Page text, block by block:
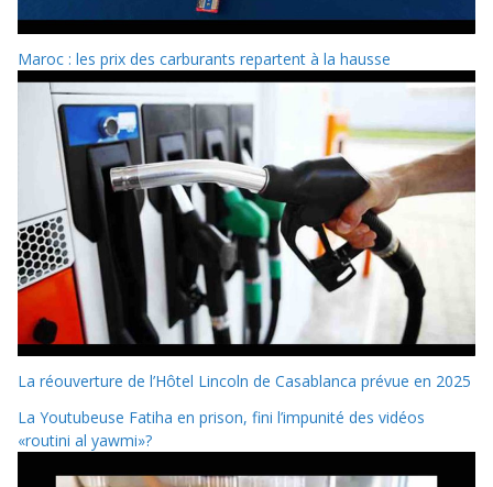
Maroc : les prix des carburants repartent à la hausse
La réouverture de l’Hôtel Lincoln de Casablanca prévue en 2025
La Youtubeuse Fatiha en prison, fini l’impunité des vidéos
«routini al yawmi»?